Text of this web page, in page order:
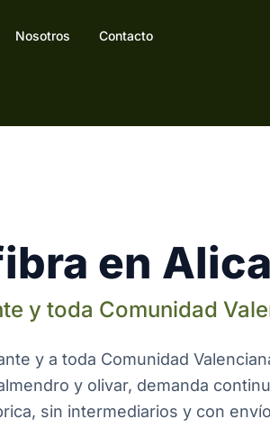
Nosotros Contacto
en
y toda Comunidad
y a toda Comunidad
y olivar, demanda
sin intermediarios y con